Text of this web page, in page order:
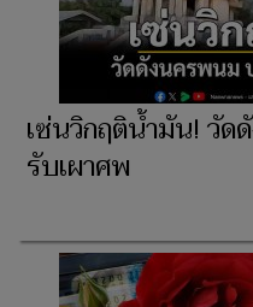
เซ่นวิกฤติน้ำมัน! วัด
รับเผาศพ